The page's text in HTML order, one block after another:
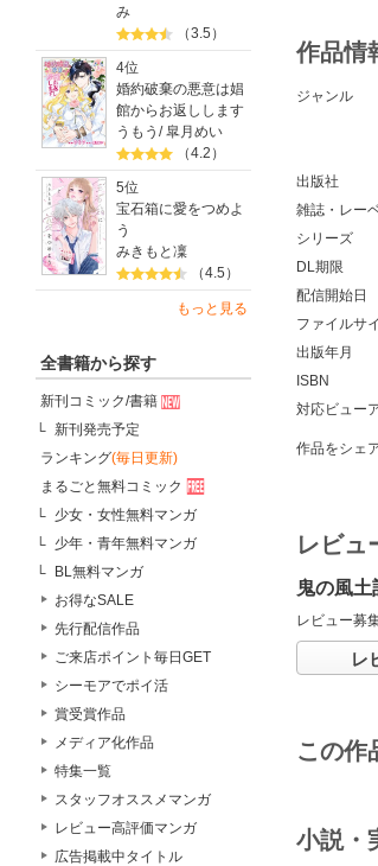
み
（3.5）
4位
婚約破棄の悪意は娼
館からお返しします
うもう /皐月めい
（4.2）
5位
宝石箱に愛をつめよ
う
みきもと凜
（4.5）
もっと見る
全書籍から探す
新刊コミック/書籍
新刊発売予定
ランキング(毎日更新)
まるごと無料コミック
少女・女性無料マンガ
少年・青年無料マンガ
BL無料マンガ
お得なSALE
先行配信作品
ご来店ポイント毎日GET
シーモアでポイ活
賞受賞作品
メディア化作品
特集一覧
スタッフオススメマンガ
レビュー高評価マンガ
広告掲載中タイトル
作品情
ジャンル
出版社
雑誌・レー
シリーズ
DL期限
配信開始日
ファイルサ
出版年月
ISBN
対応ビュー
作品をシェ
レビュ
鬼の風
レビュー募
レ
この作
小説・